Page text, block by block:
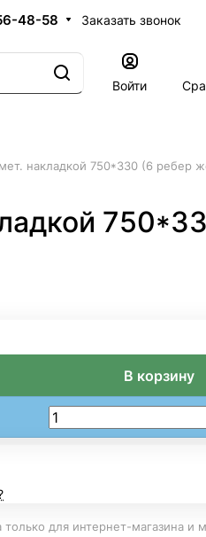
48-58 Заказать звонок
Войти
накладкой 750*330 (6 ребер
В корзину
только для интернет-магазина и